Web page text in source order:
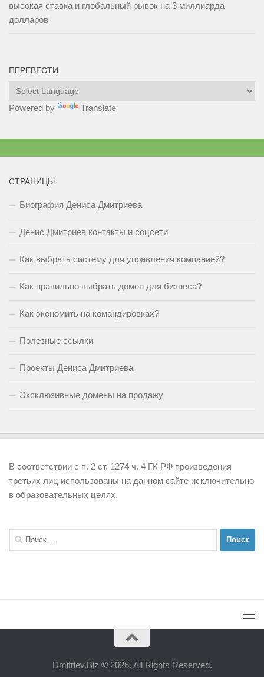
высокая ставка и глобальный рывок на 3 миллиарда
долларов
ПЕРЕВЕСТИ
Powered by Translate
СТРАНИЦЫ
Биография Дениса Дмитриева
Денис Дмитриев контакты и соцсети
Как выбрать систему для управления компанией?
Как правильно выбрать домен для бизнеса?
Как экономить на командировках?
Полезные ссылки
Проекты Дениса Дмитриева
Эксклюзивные домены на продажу
В соответствии с п. 2 ст. 1274 ч. 4 ГК РФ произведения
третьих лиц использованы на данном сайте исключительно
в образовательных целях.
Найти:
Dmitriev.Biz © 2026. All Rights Reserved.